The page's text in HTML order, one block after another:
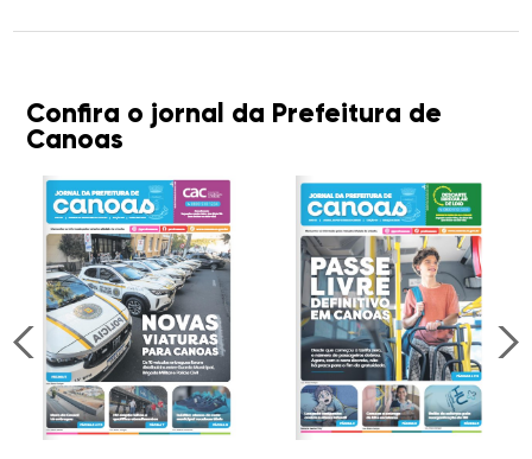
Confira o jornal da Prefeitura de
Canoas